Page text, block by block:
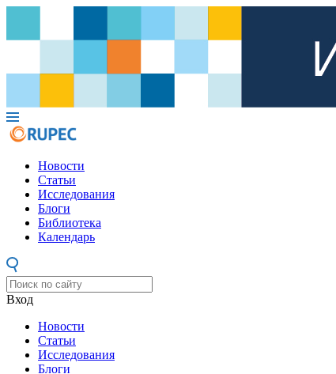
Новости
Статьи
Исследования
Блоги
Библиотека
Календарь
Вход
Новости
Статьи
Исследования
Блоги